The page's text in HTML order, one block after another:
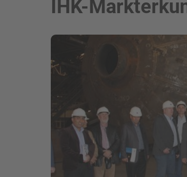
IHK-
Bild in Lightbox zeigen